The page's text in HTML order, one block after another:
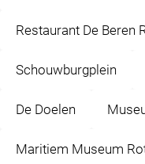
Restaurant De Beren
Schouwburgplein
De Doelen
Maritiem Museum